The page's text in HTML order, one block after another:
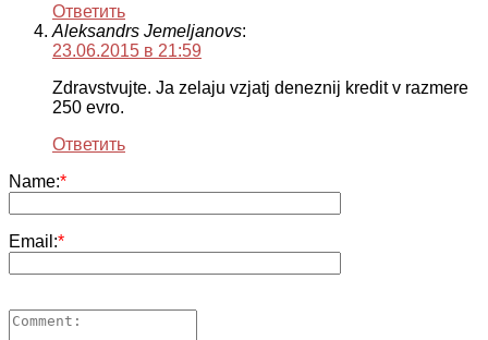
Ответить
Aleksandrs Jemeljanovs:
23.06.2015 в 21:59
Zdravstvujte. Ja zelaju vzjatj deneznij kredit v razmere
250 evro.
Ответить
Name:*
Email:*